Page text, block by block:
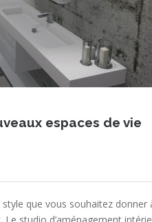
espaces de vie
que vous souhaitez